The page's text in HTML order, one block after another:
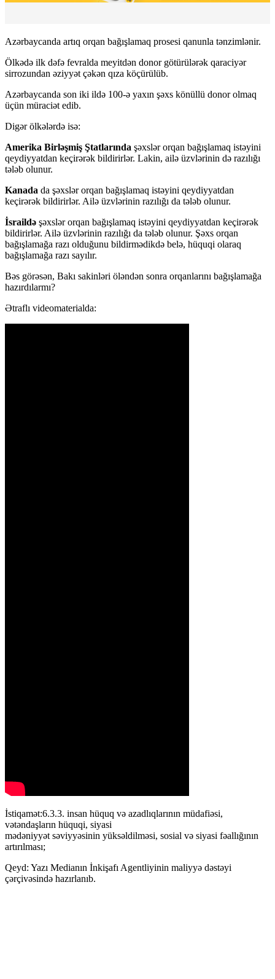
Azərbaycanda artıq orqan bağışlamaq prosesi qanunla tənzimlənir.
Ölkədə ilk dəfə fevralda meyitdən donor götürülərək qaraciyər
sirrozundan əziyyət çəkən qıza köçürülüb.
Azərbaycanda son iki ildə 100-ə yaxın şəxs könüllü donor olmaq
üçün müraciət edib.
Digər ölkələrdə isə:
Amerika Birləşmiş Ştatlarında şəxslər orqan bağışlamaq istəyini
qeydiyyatdan keçirərək bildirirlər. Lakin, ailə üzvlərinin də razılığı
tələb olunur.
Kanada da şəxslər orqan bağışlamaq istəyini qeydiyyatdan
keçirərək bildirirlər. Ailə üzvlərinin razılığı da tələb olunur.​
İsraildə şəxslər orqan bağışlamaq istəyini qeydiyyatdan keçirərək
bildirirlər. Ailə üzvlərinin razılığı da tələb olunur.​ Şəxs orqan
bağışlamağa razı olduğunu bildirmədikdə belə, hüquqi olaraq
bağışlamağa razı sayılır.
Bəs görəsən, Bakı sakinləri öləndən sonra orqanlarını bağışlamağa
hazırdılarmı?
Ətraflı videomaterialda:
İstiqamət:6.3.3. insan hüquq və azadlıqlarının müdafiəsi,
vətəndaşların hüquqi, siyasi
mədəniyyət səviyyəsinin yüksəldilməsi, sosial və siyasi fəallığının
artırılması;
Qeyd: Yazı Medianın İnkişafı Agentliyinin maliyyə dəstəyi
çərçivəsində hazırlanıb.